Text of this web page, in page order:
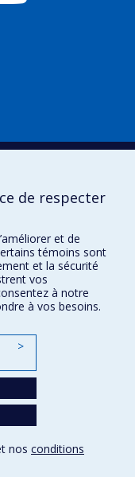
de respecter
et de
témoins sont
et la sécurité
vos
à notre
à vos besoins.
>
nos conditions